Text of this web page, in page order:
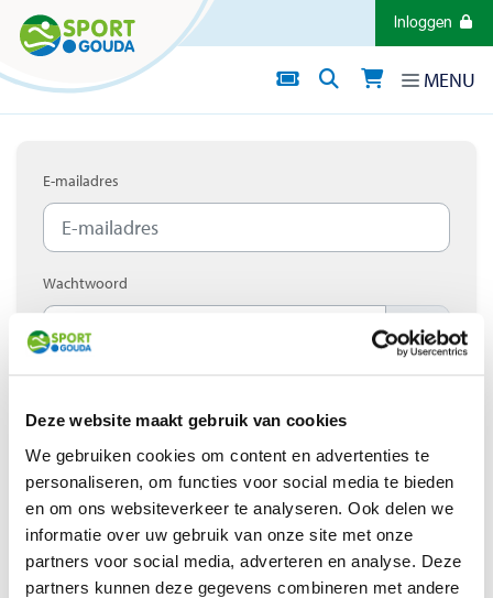
Deze website maakt gebruik van cookies
We gebruiken cookies om content en advertenties te
personaliseren, om functies voor social media te bieden
en om ons websiteverkeer te analyseren. Ook delen we
informatie over uw gebruik van onze site met onze
partners voor social media, adverteren en analyse. Deze
partners kunnen deze gegevens combineren met andere
Direct naar de inhoud van de pagina Inloggen
MENU
E-mailadres
Wachtwoord
Wachtwoord vergeten?
Nog geen account? Registreren